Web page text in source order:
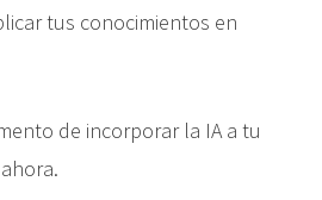
tus conocimientos en
de incorporar la IA a tu